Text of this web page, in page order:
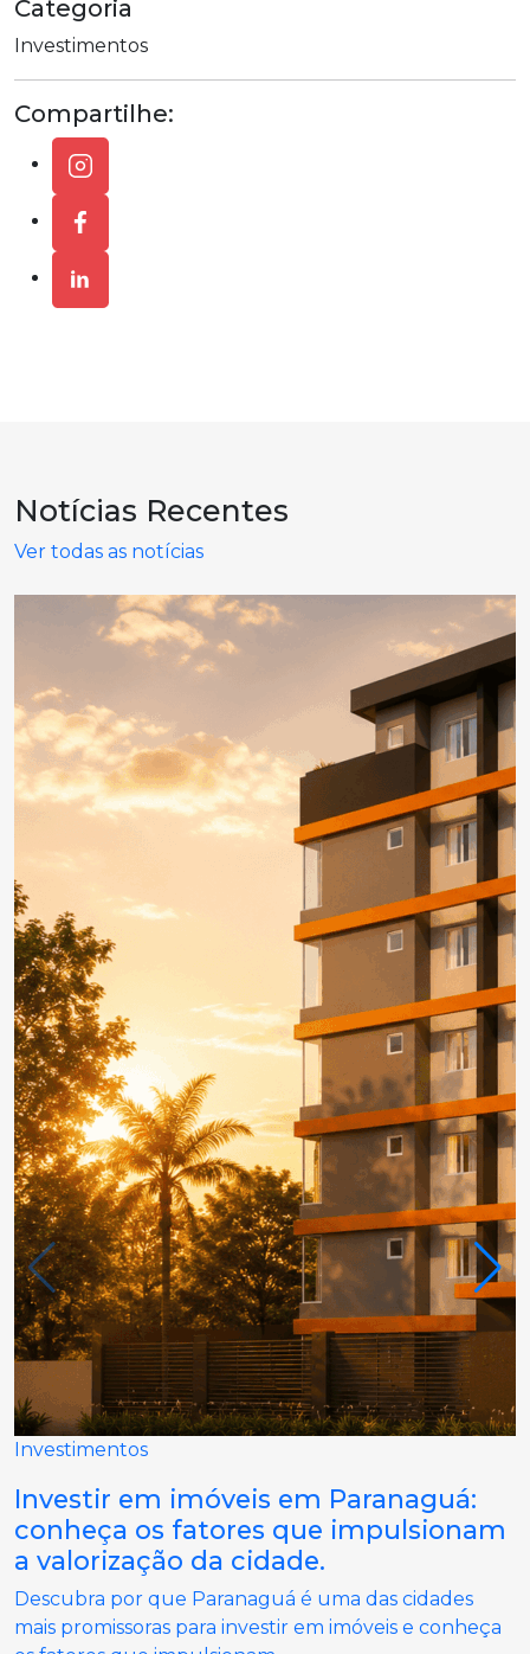
Categoria
Investimentos
Compartilhe:
Notícias Recentes
Ver todas as notícias
Investimentos
Investir em imóveis em Paranaguá:
conheça os fatores que impulsionam
a valorização da cidade.
Descubra por que Paranaguá é uma das cidades
mais promissoras para investir em imóveis e conheça